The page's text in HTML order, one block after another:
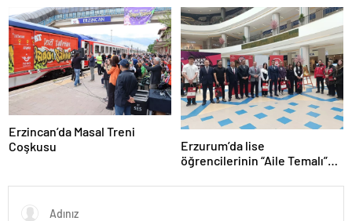
Erzincan’da Masal Treni
Coşkusu
Erzurum’da lise
öğrencilerinin “Aile Temalı”